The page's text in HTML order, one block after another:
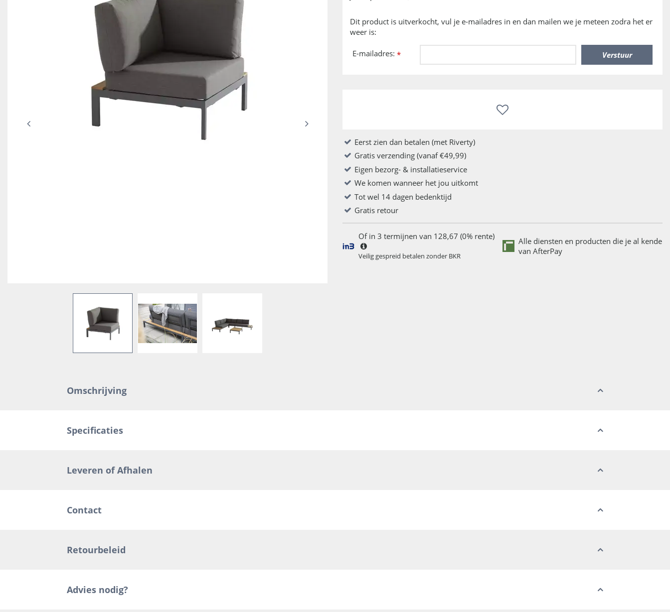
Dit product is uitverkocht, vul je e-mailadres in en dan mailen we je meteen zodra het er
weer is:
E-mailadres: *
Eerst zien dan betalen (met Riverty)
Gratis verzending (vanaf €49,99)
Eigen bezorg- & installatieservice
We komen wanneer het jou uitkomt
Tot wel 14 dagen bedenktijd
Gratis retour
Of in 3 termijnen van 128,67 (0% rente)
Veilig gespreid betalen zonder BKR
Alle diensten en producten die je al kende
van AfterPay
Omschrijving
Specificaties
Leveren of Afhalen
Contact
Retourbeleid
Advies nodig?